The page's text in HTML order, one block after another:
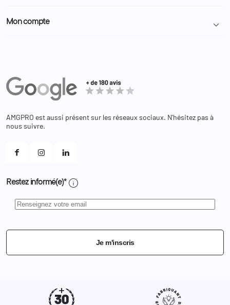
Nous contacter
Administration
Police Municipale | ASVP
Equipements
Bagagerie
Mon compte 
Adresses
Bons de réduction
Et les cookies ?
AMGPRO est aussi présent sur les réseaux sociaux. N'hésitez pas à
nous suivre.
Restez informé(e)* info
Je m'inscris